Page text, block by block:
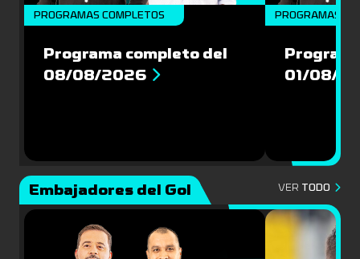
PROGRAMAS COMPLETOS
Programa completo del
08/08/2026
PROGRAMAS
01/08/
Embajadores del Gol VER TODO